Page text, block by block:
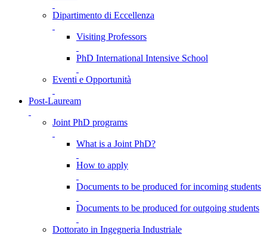
Dipartimento di Eccellenza
Visiting Professors
PhD International Intensive School
Eventi e Opportunità
Post-Lauream
Joint PhD programs
What is a Joint PhD?
How to apply
Documents to be produced for incoming students
Documents to be produced for outgoing students
Dottorato in Ingegneria Industriale